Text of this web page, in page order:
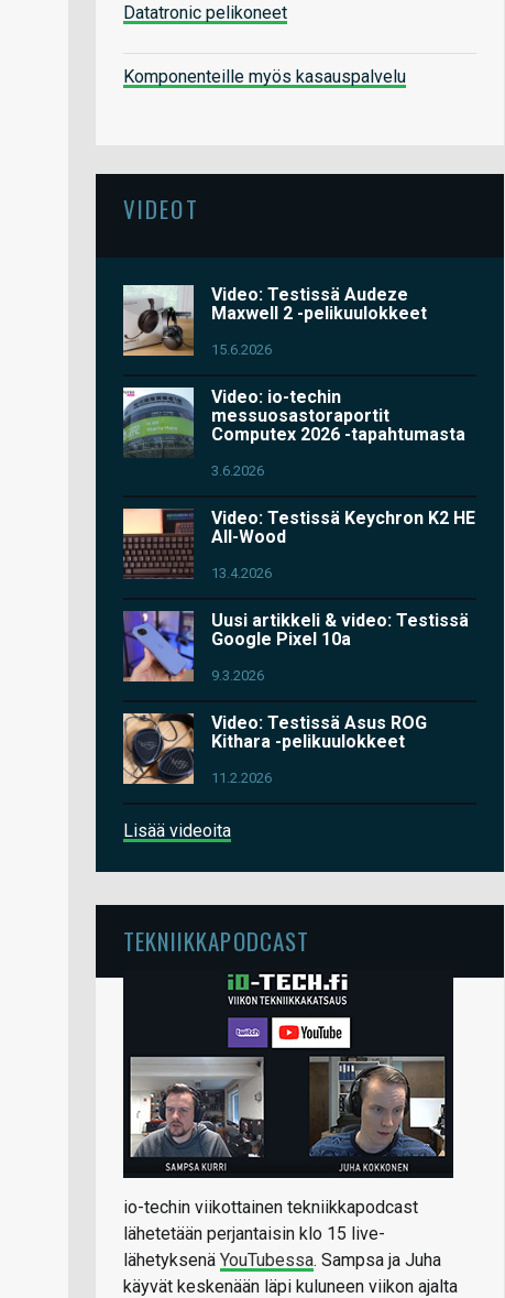
Datatronic pelikoneet
Komponenteille myös kasauspalvelu
VIDEOT
Video: Testissä Audeze
Maxwell 2 -pelikuulokkeet
15.6.2026
Video: io-techin
messuosastoraportit
Computex 2026 -tapahtumasta
3.6.2026
Video: Testissä Keychron K2 HE
All-Wood
13.4.2026
Uusi artikkeli & video: Testissä
Google Pixel 10a
9.3.2026
Video: Testissä Asus ROG
Kithara -pelikuulokkeet
11.2.2026
Lisää videoita
TEKNIIKKAPODCAST
io-techin viikottainen tekniikkapodcast
lähetetään perjantaisin klo 15 live-
lähetyksenä YouTubessa. Sampsa ja Juha
käyvät keskenään läpi kuluneen viikon ajalta